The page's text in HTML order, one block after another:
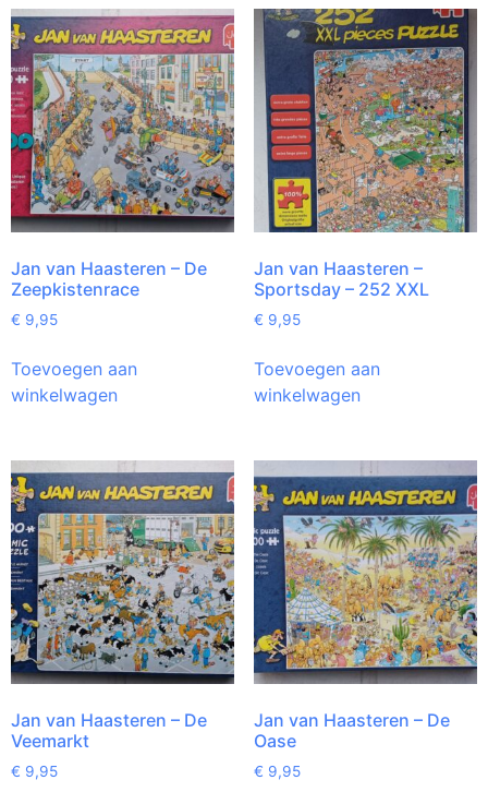
Jan van Haasteren – De
Zeepkistenrace
€ 9,95
Toevoegen aan
winkelwagen
Jan van Haasteren –
Sportsday – 252 XXL
€ 9,95
Toevoegen aan
winkelwagen
Jan van Haasteren – De
Veemarkt
€ 9,95
Jan van Haasteren – De
Oase
€ 9,95